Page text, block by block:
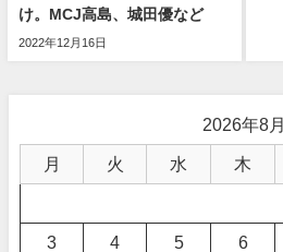
け。MCJ高島、城田優など
2022年12月16日
2026年8月
月 火 水 木
3 4 5 6